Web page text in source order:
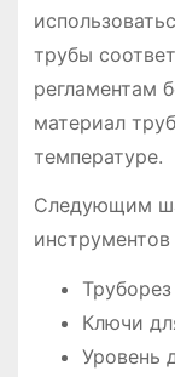
трубы
регламентам
материал
температуре.
Следующим
Ключи
Уровень